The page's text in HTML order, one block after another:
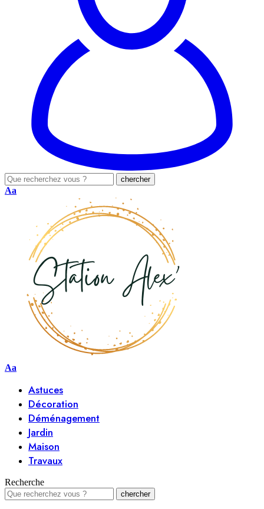
Aa
Aa
Astuces
Décoration
Déménagement
Jardin
Maison
Travaux
Recherche